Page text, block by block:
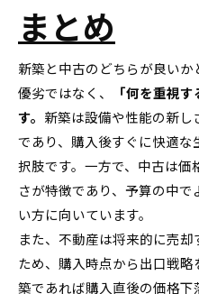
まとめ
新築と中古のどちらが良い
優劣ではなく、
「何を重視
す。 新築は設備や性能の新
であり、購入後すぐに快適
択肢です。一方で、中古は
さが特徴であり、予算の中
い方に向いています。
また、不動産は将来的に売
ため、購入時点から出口戦
築であれば購入直後の価格